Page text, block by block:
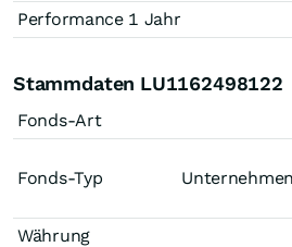
Performance 1 Jahr
Stammdaten LU1162498122
Fonds-Art
Fonds-Typ
Währung